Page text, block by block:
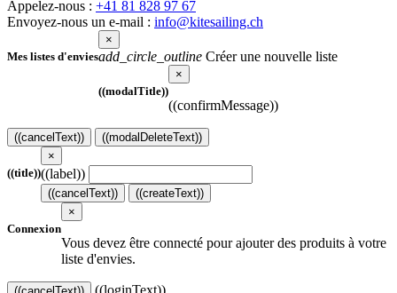
Appelez-nous : +41 81 828 97 67
Envoyez-nous un e-mail : info@kitesailing.ch
Mes listes d'envies
×
add_circle_outline Créer une nouvelle liste
((modalTitle))
×
((confirmMessage))
((cancelText)) ((modalDeleteText))
((title))
×
((label))
((cancelText)) ((createText))
Connexion
×
Vous devez être connecté pour ajouter des produits à votre
liste d'envies.
((loginText))